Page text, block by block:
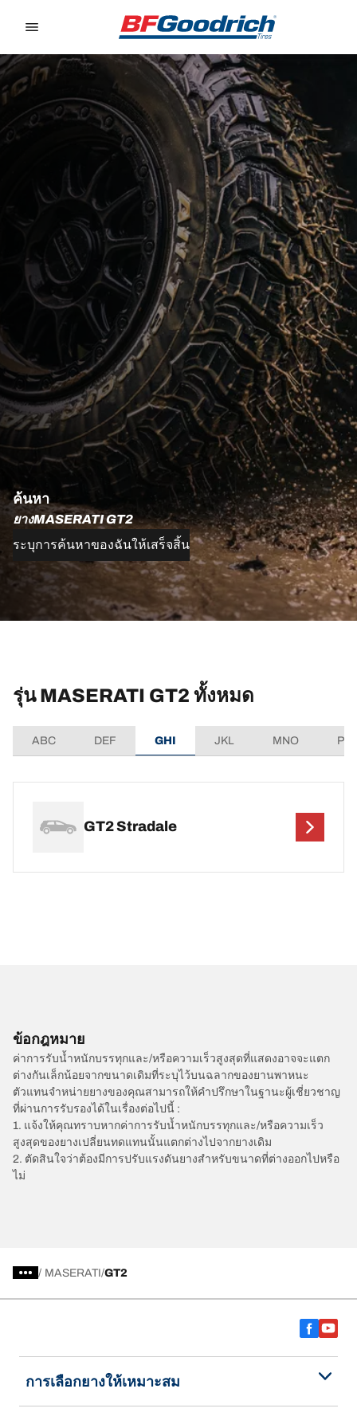
ค้นหา
ยางMASERATI GT2
ระบุการค้นหาของฉันให้เสร็จสิ้น
รุ่น MASERATI GT2 ทั้งหมด
ABC DEF GHI JKL MNO
GT2 Stradale
ข้อกฎหมาย
ค่าการรับน้ำหนักบรรทุกและ/หรือความเร็วสูงสุดที่แสดงอาจจะแตก
ต่างกันเล็กน้อยจากขนาดเดิมที่ระบุไว้บนฉลากของยานพาหนะ
ตัวแทนจำหน่ายยางของคุณสามารถให้คำปรึกษาในฐานะผู้เชี่ยวชาญ
ที่ผ่านการรับรองได้ในเรื่องต่อไปนี้ :
1. แจ้งให้คุณทราบหากค่าการรับน้ำหนักบรรทุกและ/หรือความเร็ว
สูงสุดของยางเปลี่ยนทดแทนนั้นแตกต่างไปจากยางเดิม
2. ตัดสินใจว่าต้องมีการปรับแรงดันยางสำหรับขนาดที่ต่างออกไปหรือ
ไม่
/ MASERATI GT2
การเลือกยางให้เหมาะสม